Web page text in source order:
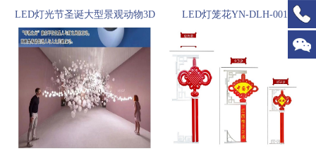
LED灯光节圣诞大型景观动物3D
立体小品亮化户外防
LED灯笼花YN-DLH-001